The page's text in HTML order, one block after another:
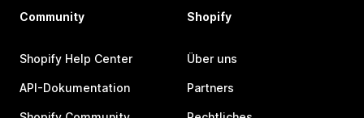
Community
Shopify Help Center
API-Dokumentation
Shopify
Über uns
Partners